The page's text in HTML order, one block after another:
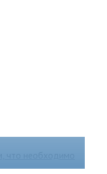
что необходимо